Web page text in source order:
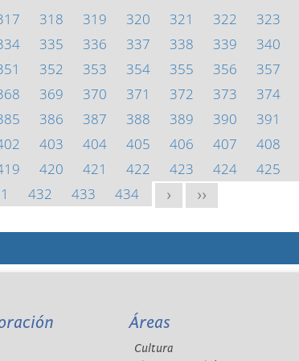
318 319 320 321 322 323
335 336 337 338 339 340
352 353 354 355 356 357
369 370 371 372 373 374
386 387 388 389 390 391
403 404 405 406 407 408
420 421 422 423 424 425
432 433 434 > >>
Áreas
Cultura